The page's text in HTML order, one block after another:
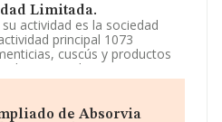
Limitada.
actividad es la sociedad
principal 1073
cuscús y productos
de pastas alimenticias,
2. la elaboración de platos
es una Sociedad Limitada.
de Absorvia